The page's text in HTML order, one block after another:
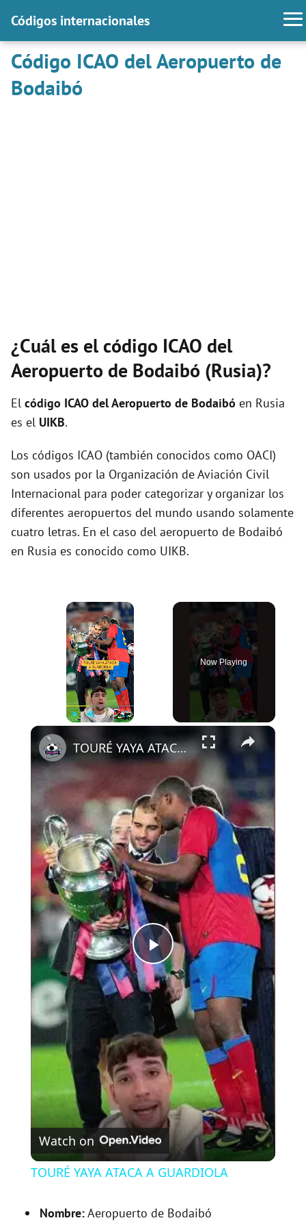
Códigos internacionales
Código ICAO del Aeropuerto de
Bodaibó
¿Cuál es el código ICAO del
Aeropuerto de Bodaibó (Rusia)?
El código ICAO delAeropuerto de Bodaibó en Rusia
es el UIKB.
Los códigos ICAO (también conocidos como OACI)
son usados por la Organización de Aviación Civil
Internacional para poder categorizar y organizar los
diferentes aeropuertos del mundo usando solamente
cuatro letras. En el caso del aeropuerto de Bodaibó
en Rusia es conocido como UIKB.
×
Now Playing
×
P
a
y
V
i
d
TOURÉ YAYA ATACA A GUARDIOLA
Watch on
TOURÉ YAYA ATACA A GUARDIOLA
Nombre:Aeropuerto de Bodaibó